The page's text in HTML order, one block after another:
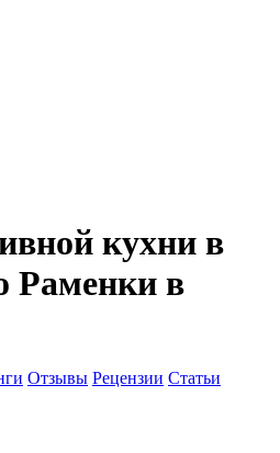
кухни в
Раменки в
Отзывы Рецензии Статьи